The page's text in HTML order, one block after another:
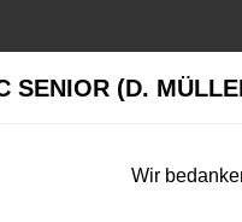
SENIOR (D.
Wir